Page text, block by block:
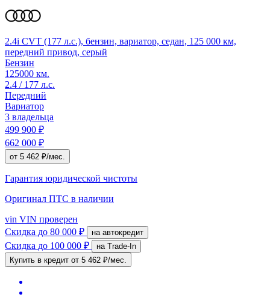
2.4i CVT (177 л.с.), бензин, вариатор, седан, 125 000 км,
передний привод, серый
Бензин
125000 км.
2.4 / 177 л.с.
Передний
Вариатор
3 владельца
499 900 ₽
662 000 ₽
от 5 462 ₽/мес.
Гарантия юридической чистоты
Оригинал ПТС в наличии
vin VIN проверен
Скидка до 80 000 ₽ на автокредит
Скидка до 100 000 ₽
на Trade-In
Купить в кредит от 5 462 ₽/мес.